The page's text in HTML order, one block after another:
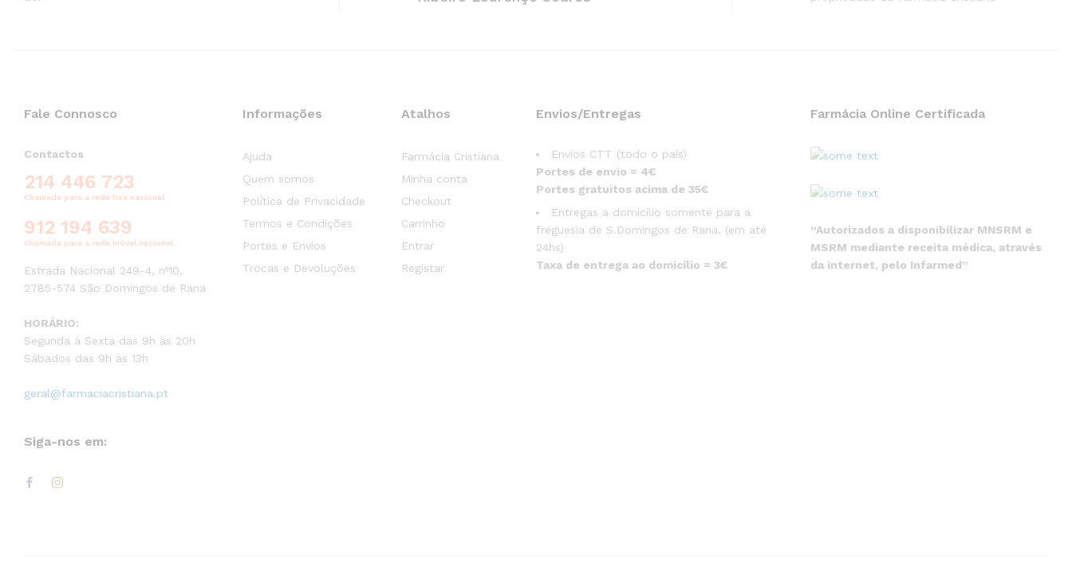
Fale Connosco
Contactos
214 446 723
Chamada para a rede fixa nacional
912 194 639
Chamada para a rede móvel nacional
Estrada Nacional 249-4, nº10,
2785-574 São Domingos de Rana
HORÁRIO:
Segunda à Sexta das 9h às 20h
Sábados das 9h às 13h
geral@farmaciacristiana.pt
Siga-nos em:
Informações
Ajuda
Quem somos
Política de Privacidade
Termos e Condições
Portes e Envios
Trocas e Devoluções
Atalhos
Farmácia Cristiana
Minha conta
Checkout
Carrinho
Entrar
Registar
Envios/Entregas
Envios CTT (todo o país)
Portes de envio = 4€
Portes gratuitos acima de 35€
Entregas a domicílio somente para a
freguesia de S.Domingos de Rana. (em até
24hs)
Taxa de entrega ao domicílio = 3€
Farmácia Online Certificada
“Autorizados a disponibilizar MNSRM e
MSRM mediante receita médica, através
da internet, pelo Infarmed”